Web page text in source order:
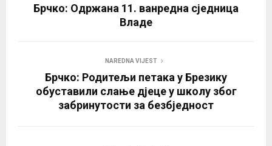
Брчко: Одржана 11. ванредна сједница
Владе
NAREDNA VIJEST
Брчко: Родитељи петака у Брезику
обуставили слање дјеце у школу због
забринутости за безбједност